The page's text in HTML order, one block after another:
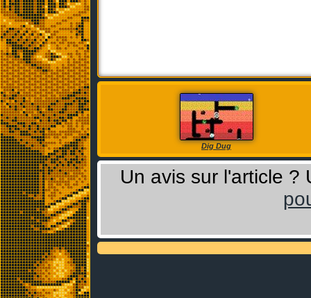
Dig Dug
Un avis sur l'article